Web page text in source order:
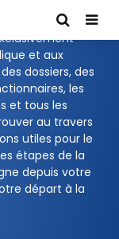
et aux
dossiers, des
les
et tous les
au travers
utiles pour le
étapes de la
depuis votre
départ à la